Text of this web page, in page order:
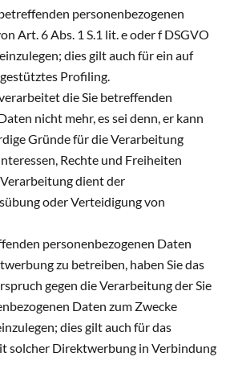
personenbezogenen
Art. 6 Abs. 1 S.1 lit. e oder f DSGVO
dies gilt auch für ein auf
Profiling.
die Sie betreffenden
nicht mehr, es sei denn, er kann
Gründe für die Verarbeitung
Rechte und Freiheiten
dient der
oder Verteidigung von
personenbezogenen Daten
zu betreiben, haben Sie das
gegen die Verarbeitung der Sie
Daten zum Zwecke
dies gilt auch für das
solcher Direktwerbung in Verbindung